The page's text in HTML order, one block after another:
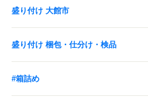
盛り付け 大館市
盛り付け 梱包・仕分け・検品
#箱詰め